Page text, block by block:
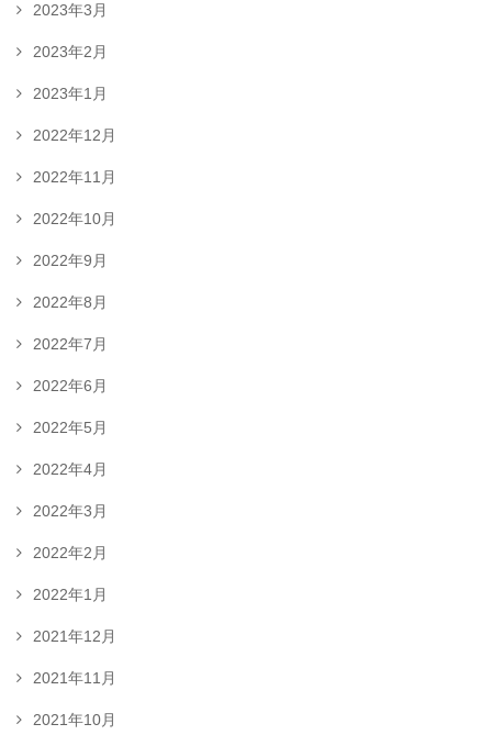
2023年3月
2023年2月
2023年1月
2022年12月
2022年11月
2022年10月
2022年9月
2022年8月
2022年7月
2022年6月
2022年5月
2022年4月
2022年3月
2022年2月
2022年1月
2021年12月
2021年11月
2021年10月